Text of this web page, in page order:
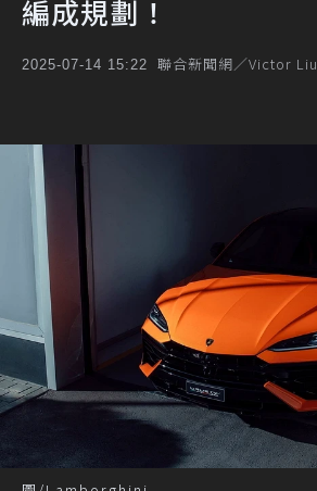
編成規劃！
2025-07-14 15:22 聯合新聞網／Victor Liu